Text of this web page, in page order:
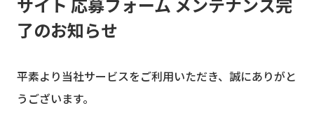
サイト 応募フォーム メンテナンス完
了のお知らせ
平素より当社サービスをご利用いただき、誠にありがと
うございます。